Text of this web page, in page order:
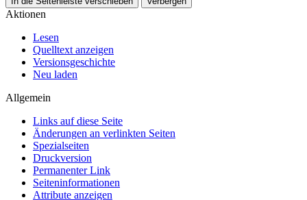
Aktionen
Lesen
Quelltext anzeigen
Versionsgeschichte
Neu laden
Allgemein
Links auf diese Seite
Änderungen an verlinkten Seiten
Spezialseiten
Druckversion
Permanenter Link
Seiten­­informationen
Attribute anzeigen